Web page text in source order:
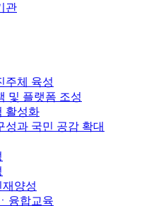
관
주체 육성
및 플랫폼 조성
활성화
성과 국민 공감 확대
양성
융합교육